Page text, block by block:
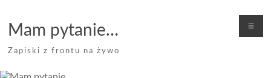
content
Mam pytanie…
Zapiski z frontu na żywo